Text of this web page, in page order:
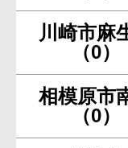
川崎市麻
（0）
相模原市
（0）